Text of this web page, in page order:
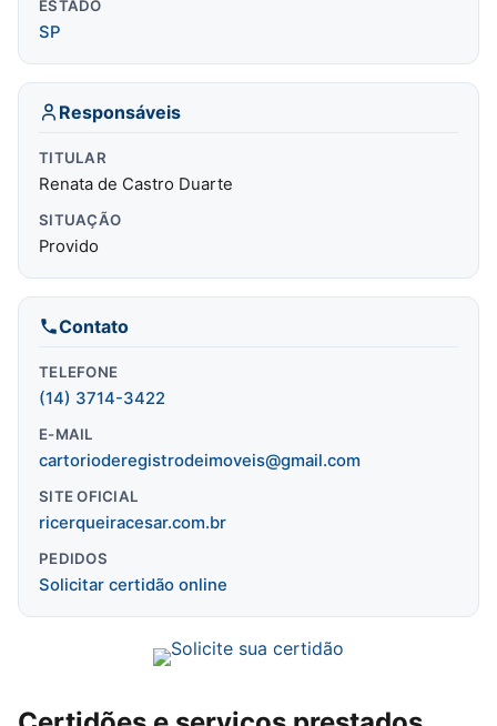
ESTADO
SP
Responsáveis
TITULAR
Renata de Castro Duarte
SITUAÇÃO
Provido
Contato
TELEFONE
(14) 3714-3422
E-MAIL
cartorioderegistrodeimoveis@gmail.com
SITE OFICIAL
ricerqueiracesar.com.br
PEDIDOS
Solicitar certidão online